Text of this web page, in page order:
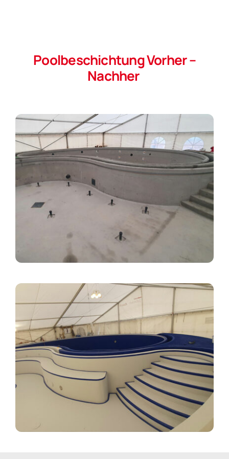
Poolbeschichtung Vorher –
Nachher